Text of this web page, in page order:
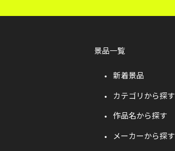
景品一覧
新着景品
カテゴリから探す
作品名から探す
メーカーから探す